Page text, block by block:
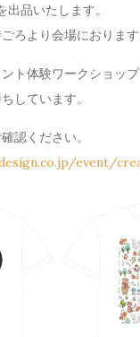
品いたします。
ろより会場におります
ト体験ワークショップ
しています。
認ください。
event/